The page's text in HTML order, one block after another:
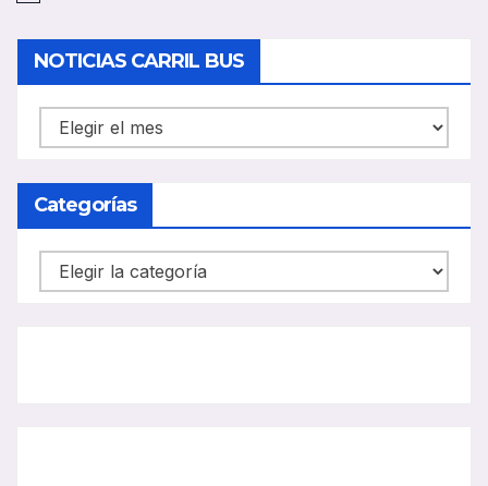
NOTICIAS CARRIL BUS
NOTICIAS
CARRIL
BUS
Categorías
Categorías